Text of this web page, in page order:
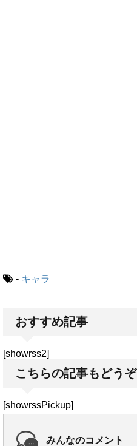
- キャラ
おすすめ記事
[showrss2]
こちらの記事もどうぞ
[showrssPickup]
みんなのコメント